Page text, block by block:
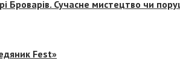
Броварів. Сучасне мистецтво чи
Fest»